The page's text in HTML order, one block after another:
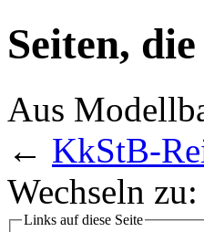
Seiten,
Aus
← KkStB-
Wechseln zu:
Links auf diese Seite